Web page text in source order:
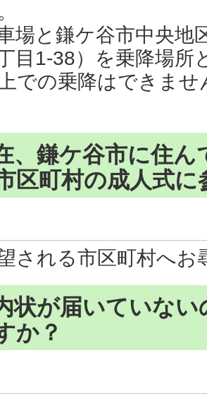
場と鎌ケ谷市中央地
目1-38）を乗降場
での乗降はできま
鎌ケ谷市に住ん
区町村の成人式
される市区町村へお
が届いていない
か？